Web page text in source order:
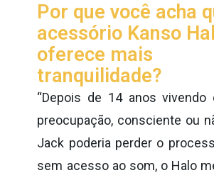
Por que você acha
acessório Kanso
oferece mais
tranquilidade?
“Depois de 14 anos vivendo
preocupação, consciente ou
Jack poderia perder o
sem acesso ao som, o Halo